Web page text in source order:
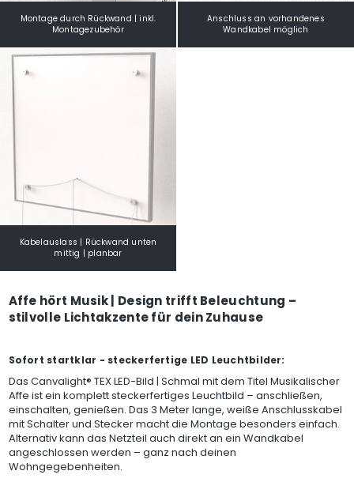
Montage durch Rückwand | inkl.
Montagezubehör
Anschluss an vorhandenes
Wandkabel möglich
Kabelauslass | Rückwand unten
mittig | planbar
Affe hört Musik | Design trifft Beleuchtung –
stilvolle Lichtakzente für dein Zuhause
Sofort startklar - steckerfertige LED Leuchtbilder:
Das Canvalight® TEX LED-Bild | Schmal mit dem Titel Musikalischer
Affe ist ein komplett steckerfertiges Leuchtbild – anschließen,
einschalten, genießen. Das 3 Meter lange, weiße Anschlusskabel
mit Schalter und Stecker macht die Montage besonders einfach.
Alternativ kann das Netzteil auch direkt an ein Wandkabel
angeschlossen werden – ganz nach deinen
Wohngegebenheiten.